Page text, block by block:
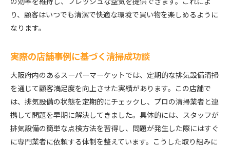
り、顧客はいつでも清潔で快適な環境で買い物を楽しめるように
なります。
実際の店舗事例に基づく清掃成功談
大阪府内のあるスーパーマーケットでは、定期的な排気設備清掃
を通じて顧客満足度を向上させた実績があります。この店舗で
は、排気設備の状態を定期的にチェックし、プロの清掃業者と連
携して問題を早期に解決してきました。具体的には、スタッフが
排気設備の簡単な点検方法を習得し、問題が発生した際にはすぐ
に専門業者に依頼する体制を整えています。こうした取り組みに